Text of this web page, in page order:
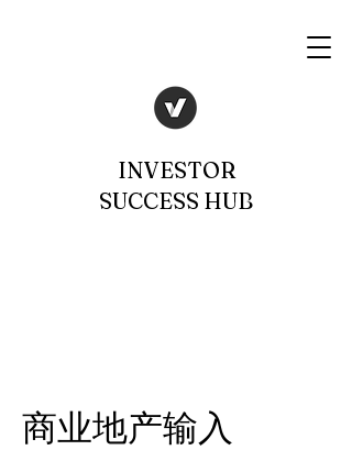
INVESTOR
SUCCESS HUB
商业地产输入